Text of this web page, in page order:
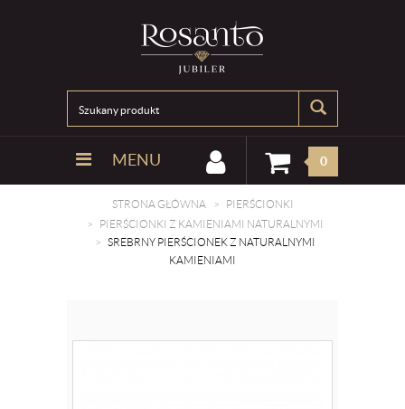
MENU 0
STRONA GŁÓWNA
PIERŚCIONKI
PIERŚCIONKI Z KAMIENIAMI NATURALNYMI
SREBRNY PIERŚCIONEK Z NATURALNYMI
KAMIENIAMI